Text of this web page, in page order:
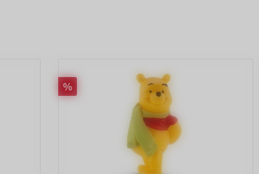
Rabatt
%